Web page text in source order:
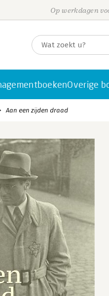
Op werkdagen
Overige
Aan een zijden draad